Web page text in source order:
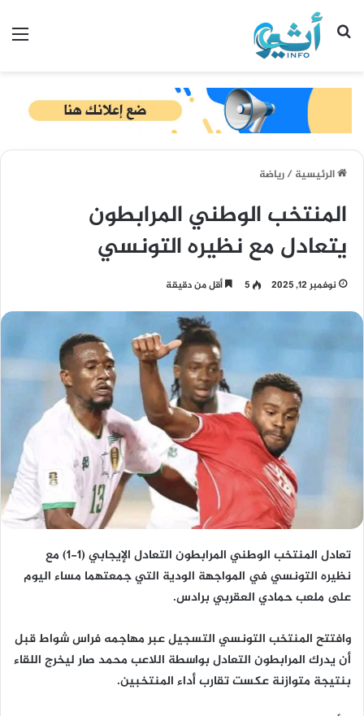
بحث عن
الرئيسية/رياضة
المنتخب الوطني المرابطون
يتعادل مع نظيره التونسي
نوفمبر 12, 2025 5 أقل من دقيقة
تعادل المنتخب الوطني المرابطون التعادل الإيجابي (1-1) مع
نظيره التونسي في المواجهة الودية التي جمعتهما مساء اليوم
على ملعب حمادي العقربي برادس.
وافتتح المنتخب التونسي التسجيل عبر مهاجمه فراس شواط قبل
أن يدرك المرابطون التعادل بواسطة اللاعب محمد صار ليخرج اللقاء
بنتيجة متوازنة عكست تقارب أداء المنتخبين.